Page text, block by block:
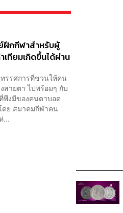
ฝึกกีฬาสำหรับผู้
เทียมเกิดขึ้นได้ผ่าน
ทรรศการที่ชวนให้คน
สายตา ไปพร้อมๆ กับ
พึงมีของคนตาบอด
ดย สมาคมกีฬาคน
...